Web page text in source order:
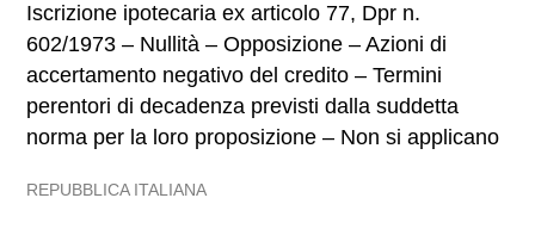
Iscrizione ipotecaria ex articolo 77, Dpr n.
602/1973 – Nullità – Opposizione – Azioni di
accertamento negativo del credito – Termini
perentori di decadenza previsti dalla suddetta
norma per la loro proposizione – Non si applicano
REPUBBLICA ITALIANA